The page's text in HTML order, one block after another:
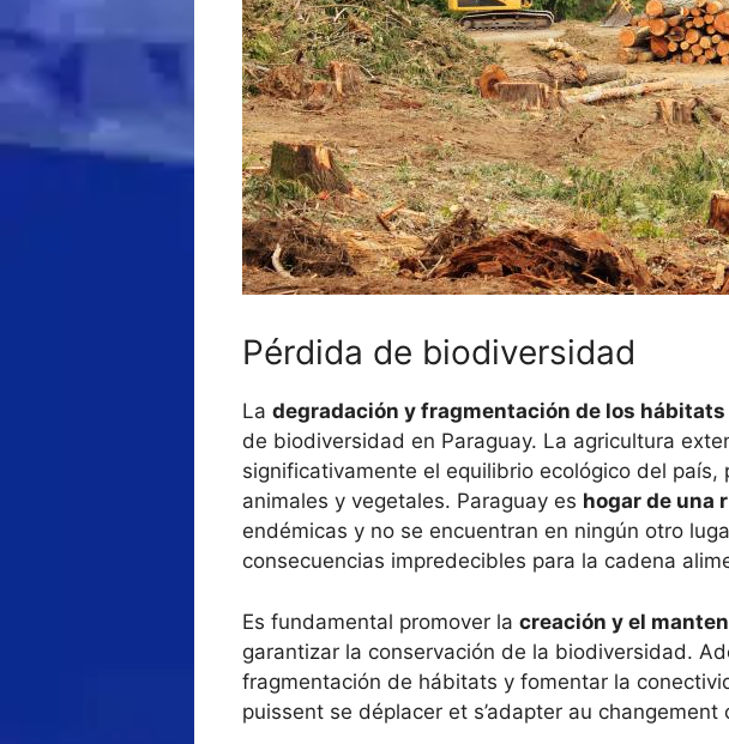
Pérdida de biodiversidad
La degradación y fragmentación de los
de biodiversidad en Paraguay. La agricultura
significativamente el equilibrio ecológico del
animales y vegetales. Paraguay es hogar de una
endémicas y no se encuentran en ningún otro
consecuencias impredecibles para la cadena
Es fundamental promover la creación y el
garantizar la conservación de la biodiversidad.
fragmentación de hábitats y fomentar la
puissent se déplacer et s’adapter au changement